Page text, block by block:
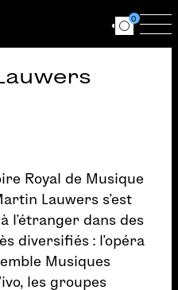
Ouvrir le
0
Royal de Musique
Lauwers s’est
l’étranger dans des
diversifiés : l’opéra
Musiques
les groupes